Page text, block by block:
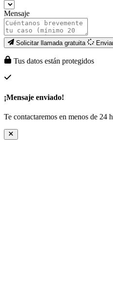
Mensaje
Solicitar llamada gratuita
Tus datos están protegidos
¡Mensaje enviado!
Te contactaremos en menos de 24